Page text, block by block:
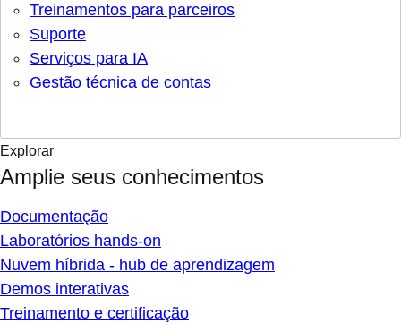
Treinamentos para parceiros
Suporte
Serviços para IA
Gestão técnica de contas
Explorar
Amplie seus conhecimentos
Documentação
Laboratórios hands-on
Nuvem híbrida - hub de aprendizagem
Demos interativas
Treinamento e certificação